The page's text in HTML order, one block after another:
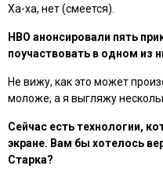
Ха-ха, нет (смеется).
HBO анонсировали пять
поучаствовать в одном из
Не вижу, как это может
моложе, а я выгляжу
Сейчас есть технологии,
экране. Вам бы хотелось
Старка?